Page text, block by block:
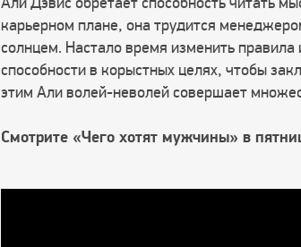
карьерном плане, она трудится
солнцем. Настало время изменить правила
способности в корыстных целях, чтобы
этим Али волей-неволей совершает
Смотрите «Чего хотят мужчины» в